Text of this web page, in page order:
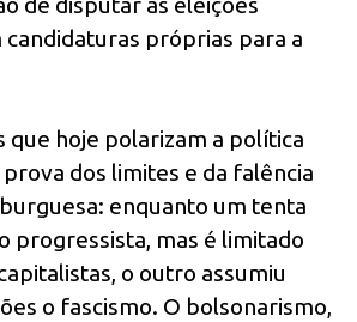
candidaturas próprias para a
que hoje polarizam a política
dos limites e da falência
enquanto um tenta
progressista, mas é limitado
o outro assumiu
o fascismo. O bolsonarismo,